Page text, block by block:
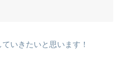
いきたいと思います！